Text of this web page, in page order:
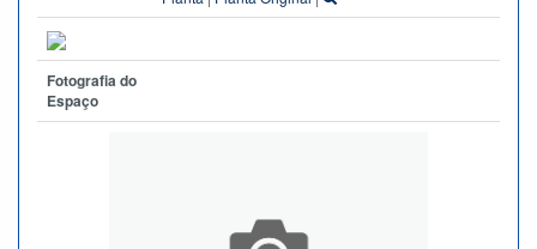
Fotografia do
Espaço